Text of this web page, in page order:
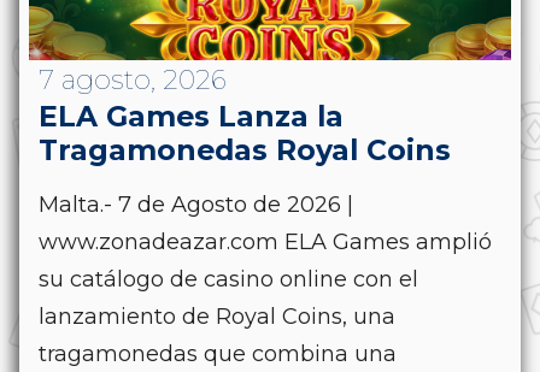
7 agosto, 2026
ELA Games Lanza la
Tragamonedas Royal Coins
Malta.- 7 de Agosto de 2026 |
www.zonadeazar.com ELA Games amplió
su catálogo de casino online con el
lanzamiento de Royal Coins, una
tragamonedas que combina una